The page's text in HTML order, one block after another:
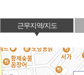
근무지역/지도